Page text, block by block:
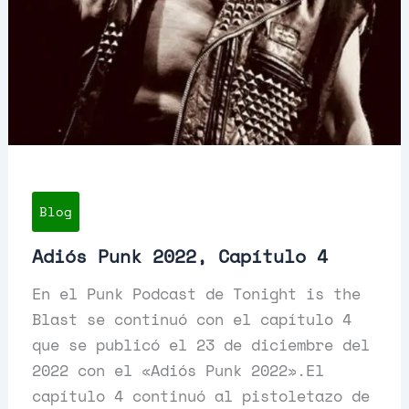
Blog
Adiós Punk 2022, Capítulo 4
En el Punk Podcast de Tonight is the
Blast se continuó con el capítulo 4
que se publicó el 23 de diciembre del
2022 con el «Adiós Punk 2022».El
capítulo 4 continuó al pistoletazo de